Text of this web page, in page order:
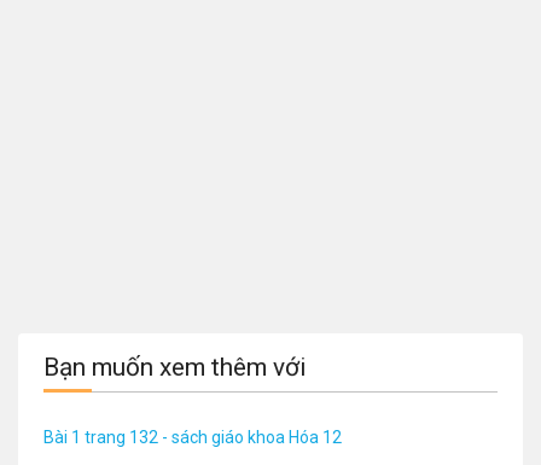
Bạn muốn xem thêm với
Bài 1 trang 132 - sách giáo khoa Hóa 12